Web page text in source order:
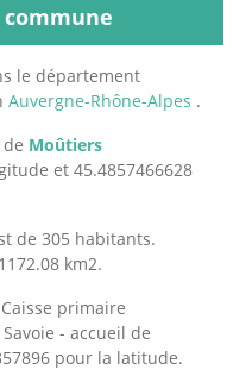
le département
Auvergne-Rhône-Alpes .
Moûtiers
et 45.4857466628
de 305 habitants.
km2.
primaire
- accueil de
pour la latitude.